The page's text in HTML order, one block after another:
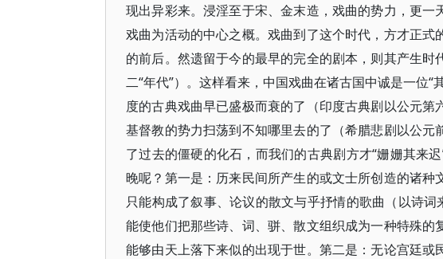
现出异彩来。浸淫至于宋、金末造，戏曲的势力，更
戏曲为活动的中心之概。戏曲到了这个时代，方才正
的前后。然遗留于今的最早的完全的剧本，则其产生
二“年代”）。这样看来，中国戏曲在诸古国中诚是一位
度的古典戏曲早已盛极而衰的了（印度古典剧以公元
基督教的势力扫荡到不知哪里去的了（希腊悲剧以公
了过去的僵硬的化石，而我们的古典剧方才“姗姗其来
晚呢？第一是：历来民间所产生的或文士所创造的诸
只能构成了叙事、论议的散文与乎抒情的歌曲（以诗词
能使他们把那些诗、词、骈、散文组织成为一种特殊
能够由天上落下来似的出现于世。第二是：无论宫廷